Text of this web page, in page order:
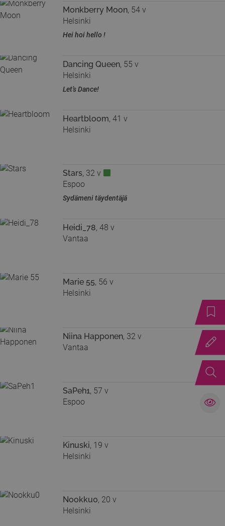
Monkberry Moon, 54 v
Helsinki
Hei hoi hello !
Dancing Queen, 55 v
Helsinki
Let’s Dance!
Heartbloom, 41 v
Helsinki
Stars, 32 v
Espoo
Sydämeni täydentäjä
Heidi_78, 48 v
Vantaa
Marie 55, 56 v
Helsinki
Niina Happonen, 32 v
Vantaa
SaPeh1, 57 v
Espoo
Kinuski, 19 v
Helsinki
Nookku0, 20 v
Helsinki